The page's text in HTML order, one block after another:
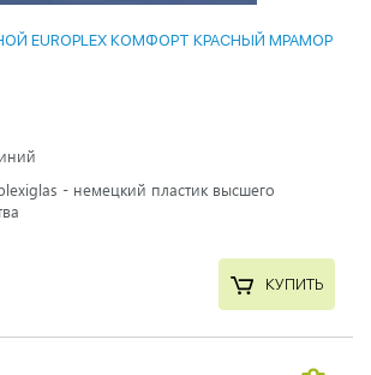
EUROPLEX КОМФОРТ КРАСНЫЙ МРАМОР
- немецкий пластик высшего
КУПИТЬ